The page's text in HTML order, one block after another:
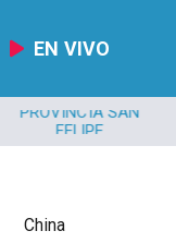
EN VIVO
PROVINCIA SAN
FELIPE
China